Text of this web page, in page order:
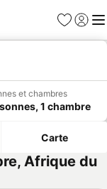
Favoris
Se
et chambres
1 chambre
Carte
Afrique du